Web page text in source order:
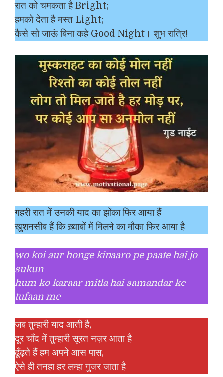
रात को चमकता है Bright;
हमको देता है मस्त Light;
कैसे सो जाऊं बिना कहे Good Night। शुभ रात्रि!
गहरी रात में उनकी याद का झोंका फिर आया हैं
खुशनसीब हैं कि ख़्वाबों में मिलने का मौका फिर आया है
wo koi aur honge kinaaro pe paate hai jo
sukun
hum ko karaar mitla hai samandar ke
tufaan me
जब तुम्हारी याद आती है,
दूर चाँद में तुम्हारी सूरत नज़र आता है
ढूँढ़ते हैं हम अपने आस पास,
ऐसे ही तनहा हर लम्हा गुजर जाता है